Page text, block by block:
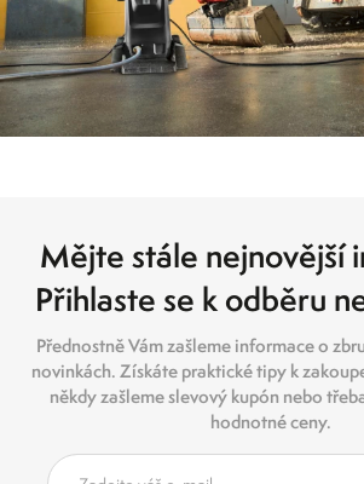
Mějte stále nejnovější
Přihlaste se k odběru
Přednostně Vám zašleme informace o
novinkách. Získáte praktické tipy k
někdy zašleme slevový kupón nebo
hodnotné ceny.